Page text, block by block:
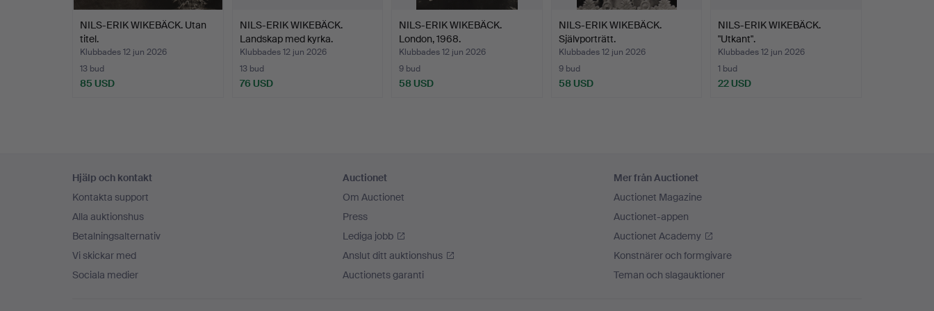
NILS-ERIK WIKEBÄCK. Utan
titel.
Klubbades 12 jun 2026
13 bud
85 USD
NILS-ERIK WIKEBÄCK.
Landskap med kyrka.
Klubbades 12 jun 2026
13 bud
76 USD
NILS-ERIK WIKEBÄCK.
London, 1968.
Klubbades 12 jun 2026
9 bud
58 USD
NILS-ERIK WIKEBÄCK.
Självporträtt.
Klubbades 12 jun 2026
9 bud
58 USD
NILS-ERIK WIKEBÄCK.
"Utkant".
Klubbades 12 jun 2026
1 bud
22 USD
Hjälp och kontakt
Kontakta support
Alla auktionshus
Betalningsalternativ
Vi skickar med
Sociala medier
Auctionet
Om Auctionet
Press
Lediga jobb
Anslut ditt auktionshus
Auctionets garanti
Mer från Auctionet
Auctionet Magazine
Auctionet-appen
Auctionet Academy
Konstnärer och formgivare
Teman och slagauktioner